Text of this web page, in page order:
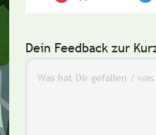
Dein Feedback zur